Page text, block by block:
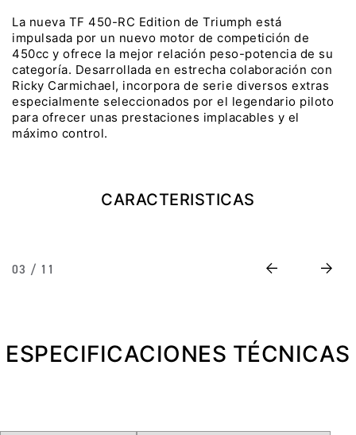
Precio desde $9.090.000
NEWDAYTONA 660
Marzo JUEVES 26
ENCIENDE LA NOCHE.
VIVE LA RUTA. NIGHT
& RIDE TRIUMP
La nueva TF 450-RC Edition de Triumph está
impulsada por un nuevo motor de competición de
450cc y ofrece la mejor relación peso-potencia de su
categoría. Desarrollada en estrecha colaboración con
Ricky Carmichael, incorpora de serie diversos extras
especialmente seleccionados por el legendario piloto
para ofrecer unas prestaciones implacables y el
máximo control.
CARACTERISTICAS
03 / 11 Previous Next
ESPECIFICACIONES TÉCNICAS